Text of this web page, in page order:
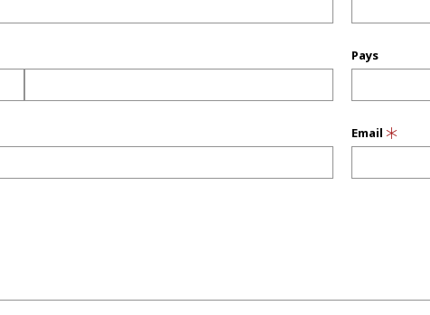
Pays
Email